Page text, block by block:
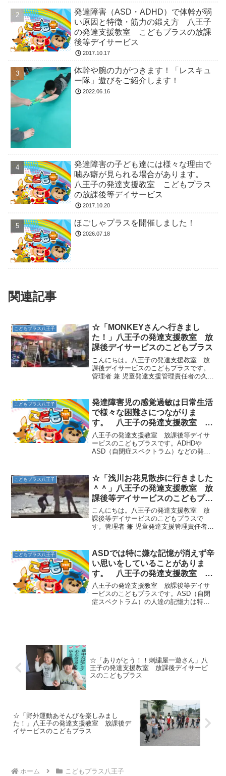
発達障害（ASD・ADHD）で体幹が弱
い原因と特徴・筋力の鍛え方 八王子
の発達支援教室 こどもプラスの放課
後等デイサービス
2017.10.17
体幹や腕の力がつきます！「レスキュ
ー隊」遊びをご紹介します！
2022.06.16
発達障害の子ども達には様々な理由で
噛み癖が見られる場合があります。
八王子の発達支援教室 こどもプラス
の放課後等デイサービス
2017.10.20
ほごしゃプラスを開催しました！
2026.07.18
関連記事
こどもプラス八王子
☆「MONKEYさんへ行きまし
た！」八王子の発達支援教室 放
課後デイサービスのこどもプラス
こんにちは。八王子の発達支援教室 放
課後デイサービスのこどもプラスです。
管理者 兼 児童発達支援管理責任者の久保
ではなく、スタッフからも要望が（笑）
よし！！がんばって運...
こどもプラス八王子
発達障害児の感覚過敏は日常生活
で様々な困難さにつながりま
す。 八王子の発達支援教室 こ
どもプラスの放課後等デイサービ
ス
八王子の発達支援教室 放課後等デイサ
ービスのこどもプラスです。ADHDや
ASD（自閉症スペクトラム）などの発達
ます。ない人にはなかなか理解しにくい
ものですが、生活のあら...
こどもプラス八王子
☆「浅川お花見散歩に行きました
＾＾」八王子の発達支援教室 放
課後等デイサービスのこどもプラ
ス
こんにちは。八王子の発達支援教室 放
課後等デイサービスのこどもプラスで
す。管理者 兼 児童発達支援管理責任者の
浅川へＧＯ！！あれ？子どもたちは、桜
よりも川遊びに夢中（笑...
こどもプラス八王子
ASDでは特に嫌な記憶が消えず辛
い思いをしていることがありま
す。 八王子の発達支援教室 こ
どもプラスの放課後等デイサービ
ス
八王子の発達支援教室 放課後等デイサ
ービスのこどもプラスです。ASD（自閉
症スペクトラム）の人達の記憶力は特徴
☆「ありがとう！！刺繍屋一遊さん」八
王子の発達支援教室 放課後デイサービ
スのこどもプラス
☆「野外運動あそんびを楽しみまし
た！」八王子の発達支援教室 放課後デ
イサービスのこどもプラス
ホーム こどもプラス八王子